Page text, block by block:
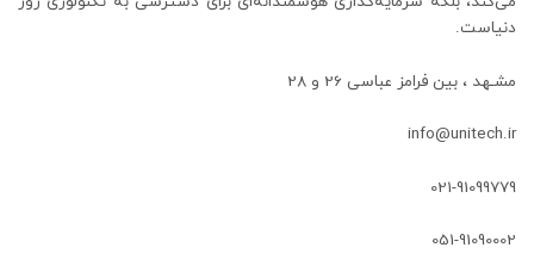
دنیاست.
مشـهد ، بین فرامز عباسی 26 و 28
info@unitech.ir
021-91099779
051-91090002